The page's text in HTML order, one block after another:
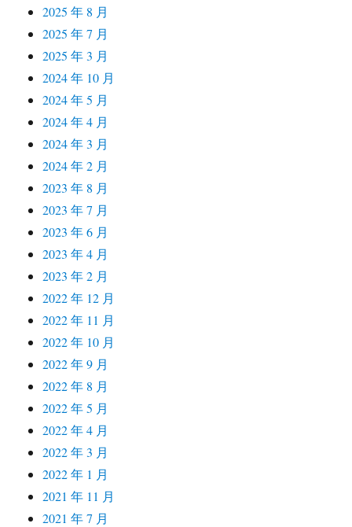
2025 年 8 月
2025 年 7 月
2025 年 3 月
2024 年 10 月
2024 年 5 月
2024 年 4 月
2024 年 3 月
2024 年 2 月
2023 年 8 月
2023 年 7 月
2023 年 6 月
2023 年 4 月
2023 年 2 月
2022 年 12 月
2022 年 11 月
2022 年 10 月
2022 年 9 月
2022 年 8 月
2022 年 5 月
2022 年 4 月
2022 年 3 月
2022 年 1 月
2021 年 11 月
2021 年 7 月